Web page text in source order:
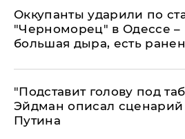
Оккупанты ударили по
"Черноморец" в Одессе
большая дыра, есть
​"Подставит голову под
Эйдман описал сценарий
Путина